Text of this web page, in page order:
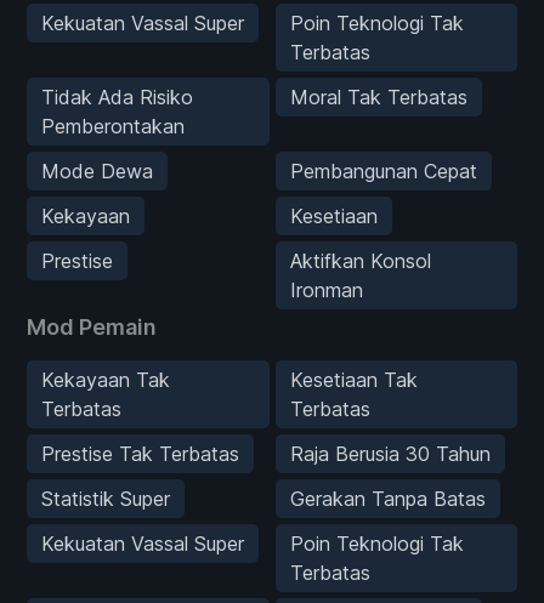
Kekuatan Vassal Super
Poin Teknologi Tak
Terbatas
Tidak Ada Risiko
Pemberontakan
Moral Tak Terbatas
Mode Dewa
Pembangunan Cepat
Kekayaan
Kesetiaan
Prestise
Aktifkan Konsol
Ironman
Mod Pemain
Kekayaan Tak
Terbatas
Kesetiaan Tak
Terbatas
Prestise Tak Terbatas
Raja Berusia 30 Tahun
Statistik Super
Gerakan Tanpa Batas
Kekuatan Vassal Super
Poin Teknologi Tak
Terbatas